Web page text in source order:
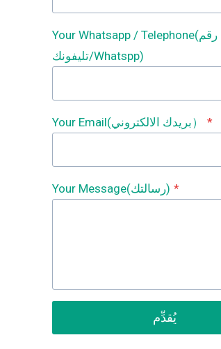
Your Whatsapp / Telephone(رقم
تليفونك/Whatspp)
Your Email(بريدك الالكتروني） *
Your Message(رسالتك) *
يُقدِّم